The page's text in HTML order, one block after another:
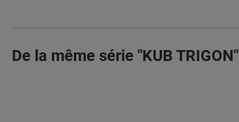
De la même série "KUB TRIGON"